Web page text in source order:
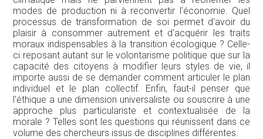
modes de production ni à reconvertir l'économie. Quel
processus de transformation de soi permet d'avoir du
plaisir à consommer autrement et d'acquérir les traits
moraux indispensables à la transition écologique ? Celle-
ci reposant autant sur le volontarisme politique que sur la
capacité des citoyens à modifier leurs styles de vie, il
importe aussi de se demander comment articuler le plan
individuel et le plan collectif. Enfin, faut-il penser que
l'éthique a une dimension universaliste ou souscrire à une
approche plus particulariste et contextualisée de la
morale ? Telles sont les questions qui réunissent dans ce
volume des chercheurs issus de disciplines différentes.